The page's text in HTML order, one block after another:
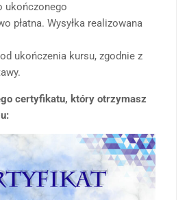
ukończonego
płatna. Wysyłka realizowana
od ukończenia kursu, zgodnie z
certyfikatu, który otrzymasz